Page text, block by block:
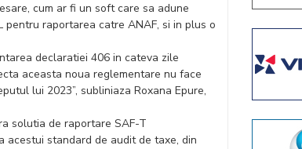
cum ar fi un soft care sa adune
raportarea catre ANAF, si in plus o
declaratiei 406 in cateva zile
aceasta noua reglementare nu face
lui 2023”, subliniaza Roxana Epure,
solutia de raportare SAF-T
acestui standard de audit de taxe, din